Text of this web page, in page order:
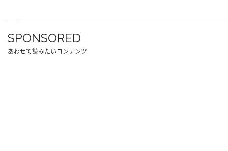
SPONSORED
あわせて読みたいコンテンツ